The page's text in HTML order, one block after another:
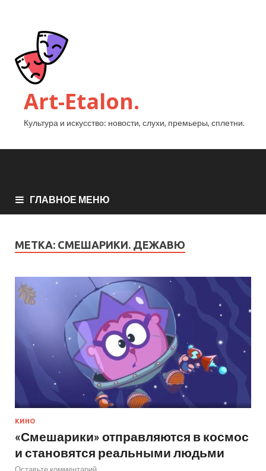
Art-Etalon.
Культура и искусство: новости, слухи, премьеры, сплетни.
ГЛАВНОЕ МЕНЮ
МЕТКА: СМЕШАРИКИ. ДЕЖАВЮ
КИНО
«Смешарики» отправляются в космос
и становятся реальными людьми